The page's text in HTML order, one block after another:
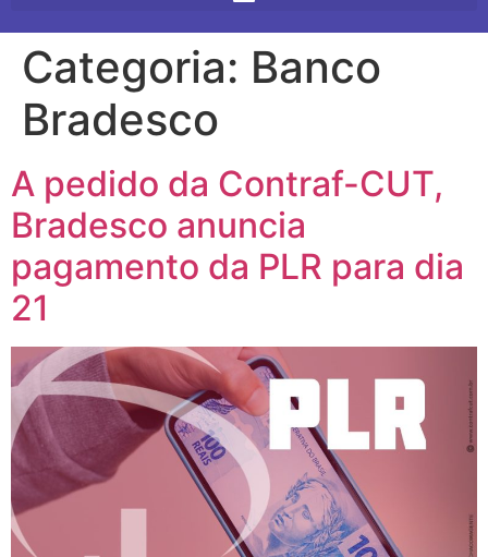
Categoria: Banco
Bradesco
A pedido da Contraf-CUT,
Bradesco anuncia
pagamento da PLR para dia
21